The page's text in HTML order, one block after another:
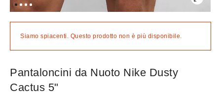
Siamo spiacenti. Questo prodotto non è più disponibile.
Pantaloncini da Nuoto Nike Dusty
Cactus 5"